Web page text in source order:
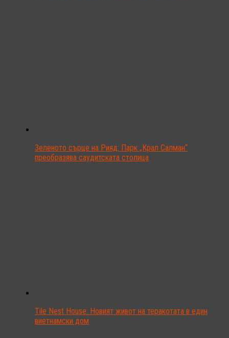
Зеленото сърце на Рияд: Парк „Крал Салман“
преобразява саудитската столица
Tile Nest House: Новият живот на теракотата в един
виетнамски дом